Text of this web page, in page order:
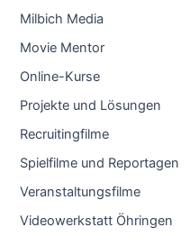
Milbich Media
Movie Mentor
Online-Kurse
Projekte und Lösungen
Recruitingfilme
Spielfilme und Reportagen
Veranstaltungsfilme
Videowerkstatt Öhringen